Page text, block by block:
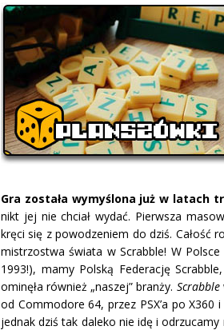
Gra została wymyślona już w latach
nikt jej nie chciał wydać. Pierwsza
kręci się z powodzeniem do dziś. Całość
mistrzostwa świata w Scrabble! W
1993!), mamy Polską Federację
ominęła również „naszej” branży. Scrabble
od Commodore 64, przez PSX’a po
jednak dziś tak daleko nie idę i